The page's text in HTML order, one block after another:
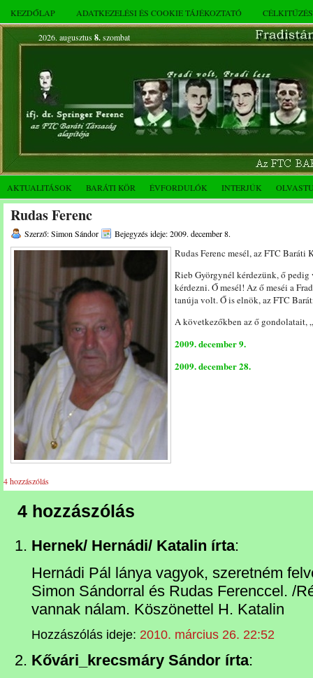
KEZDŐLAP ADATKEZELÉSI ÉS COOKIE TÁJÉKOZTATÓ
2026. augusztus 8.szombat
AKTUALITÁSOK BARÁTI KÖR ÉVFORDULÓK INTERJÚK
Rudas Ferenc
Szerző: Simon Sándor Bejegyzés ideje: 2009. december 8.
Rudas Ferenc mesél, az FTC Baráti
Rieb Györgynél kérdezünk, ő pedig
kérdezni. Ő mesél! Az ő meséi a
tanúja volt. Ő is elnök, az FTC
A következőkben az ő gondolatait,
2009. december 9.
2009. december 28.
4 hozzászólás
4 hozzászólás
Hernek/ Hernádi/ Katalin írta:
Hernádi Pál lánya vagyok, szeretném
Simon Sándorral és Rudas Ferenccel. /
vannak nálam. Köszönettel H. Katalin
Hozzászólás ideje: 2010. március 26. 22:52
Kővári_krecsmáry Sándor írta: